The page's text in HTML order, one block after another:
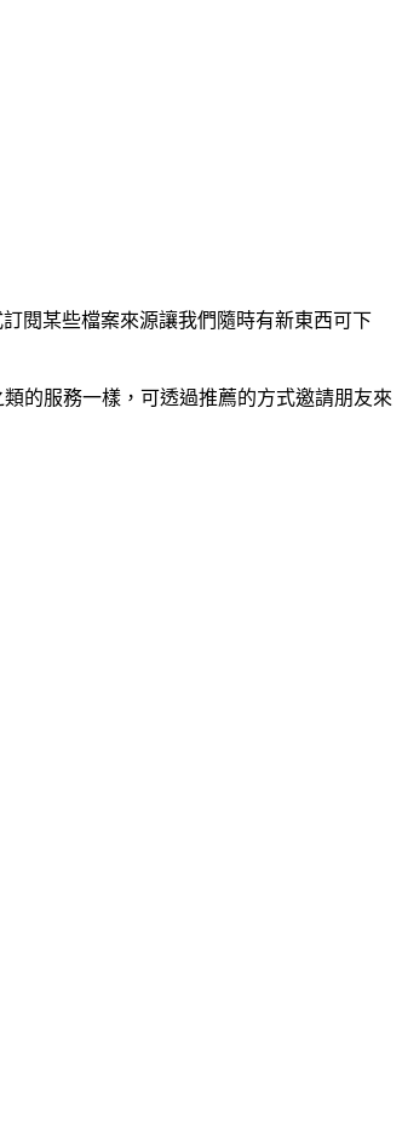
閱某些檔案來源讓我們隨時有新東西可下
類的服務一樣，可透過推薦的方式邀請朋友來